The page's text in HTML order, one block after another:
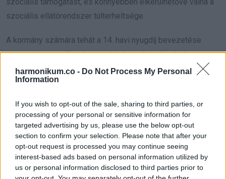
harmonikum.co - Do Not Process My Personal
Information
If you wish to opt-out of the sale, sharing to third parties, or
processing of your personal or sensitive information for
targeted advertising by us, please use the below opt-out
section to confirm your selection. Please note that after your
opt-out request is processed you may continue seeing
interest-based ads based on personal information utilized by
us or personal information disclosed to third parties prior to
szociális ellátórendszer túlterheltsége.
A kormány számára tehát a 14. havi nyugdíj bevezetése
nemcsak a nyugdíjasok anyagi helyzetét javíthatja, hanem az
állami költségvetést is hosszú távon stabilizálhatja.
gazdasági kockázatok is, amelyeket nem lehet figyelmen
kívül hagyni. Az egyik legnagyobb kihívás, hogy az állami
költségvetés számára jelentős terhet jelenthet a juttatás
folyamatos biztosítása, különösen, ha az infláció és a
gazdasági válságok hosszú távon is kihatnak a